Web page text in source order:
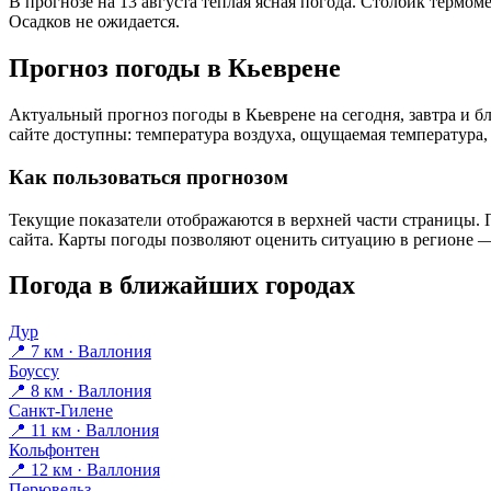
Осадков не ожидается.
Прогноз погоды в Кьеврене
Актуальный прогноз погоды в Кьеврене на сегодня, завтра
сайте доступны: температура воздуха, ощущаемая
Как пользоваться прогнозом
Текущие показатели отображаются в верхней части
сайта. Карты погоды позволяют оценить ситуацию в регионе
Погода в ближайших городах
Дур
📍 7 км · Валлония
Боуссу
📍 8 км · Валлония
Санкт-Гилене
📍 11 км · Валлония
Кольфонтен
📍 12 км · Валлония